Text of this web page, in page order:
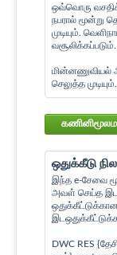
ஒவ்வொரு
நபரால் மூன்று
முடியும்.
வசூலிக்கப்படும்.
மின்னணுவியல்
செலுத்த முடியும்.
ஒதுக்கீடு
இந்த e-சேவை
அவள் செய்த
DWC RES